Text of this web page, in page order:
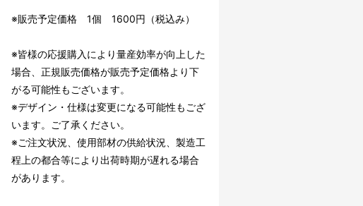
※販売予定価格 1個 1600円（税込み）
※皆様の応援購入により量産効率が向上した
場合、正規販売価格が販売予定価格より下
がる可能性もございます。
※デザイン・仕様は変更になる可能性もござ
います。ご了承ください。
※ご注文状況、使用部材の供給状況、製造工
程上の都合等により出荷時期が遅れる場合
があります。